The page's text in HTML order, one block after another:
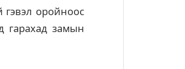
гэвэл оройноос
гарахад замын